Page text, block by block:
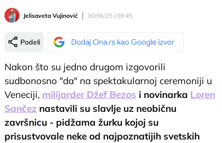
Jelisaveta Vujinović 30/06/25 | 09:45
Podeli
Nakon što su jedno drugom izgovorili
sudbonosno "da" na spektakularnoj ceremoniji u
Veneciji, milijarder Džef Bezos i novinarka Loren
Sančez nastavili su slavlje uz neobičnu
završnicu - pidžama žurku kojoj su
prisustvovale neke od najpoznatijih svetskih